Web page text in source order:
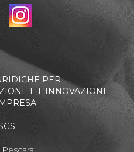
PER
E L'INNOVAZIONE